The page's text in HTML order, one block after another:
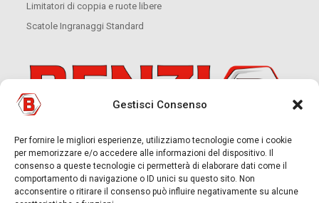
Gestisci Consenso
Per fornire le migliori esperienze, utilizziamo tecnologie come i cookie
per memorizzare e/o accedere alle informazioni del dispositivo. Il
consenso a queste tecnologie ci permetterà di elaborare dati come il
comportamento di navigazione o ID unici su questo sito. Non
acconsentire o ritirare il consenso può influire negativamente su alcune
Limitatori di coppia e ruote libere
Scatole Ingranaggi Standard